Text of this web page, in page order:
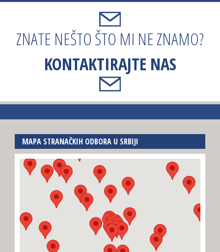
ZNATE NEŠTO ŠTO MI NE ZNAMO?
KONTAKTIRAJTE NAS
MAPA STRANAČKIH ODBORA U SRBIJI